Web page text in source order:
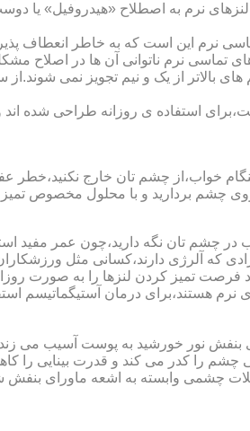
نرم به اصطلاح «هیدروفیل» یا
نرم این است که به خاطر انعطاف
تماسی نرم ناتوانی آن ها در
بالاتر از یک و نیم تجویز نمی
استفاده ی روزانه طراحی شده اند و
خواب،از چشم تان خارج نکنید،خطر
روی چشم بردارید و با محلول مخصوص
چشم تان نگه دارید،چون عمر مفید
که آلرژی دارند،کسانی مثل
تمیز کردن لنزها را به صورت
نرم هستند،برای درمان آستیگماتیسم
چشم را کدر می کند و قدرت بینایی
چشمی وابسته به اشعه ماورای